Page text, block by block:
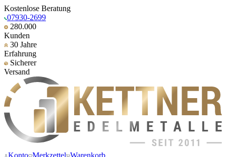
Kostenlose Beratung
07930-2699
280.000
Kunden
30 Jahre
Erfahrung
Sicherer
Versand